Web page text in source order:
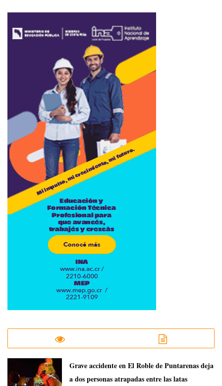
Grave accidente en El Roble de Puntarenas deja
a dos personas atrapadas entre las latas